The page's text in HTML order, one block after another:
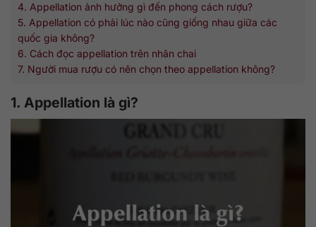
4. Appellation ảnh hưởng gì đến phong cách rượu?
5. Appellation có phải lúc nào cũng giống nhau giữa các
quốc gia không?
6. Cách đọc appellation trên nhãn chai
7. Người mua rượu có nên chọn theo appellation không?
1. Appellation là gì?